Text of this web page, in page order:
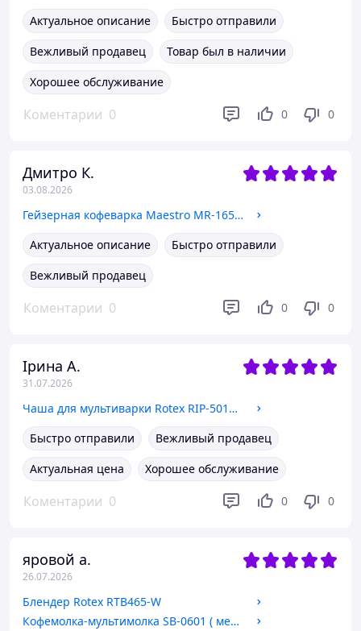
Актуальное описание
Быстро отправили
Вежливый продавец
Товар был в наличии
Хорошее обслуживание
Коментарии 0 0 0
Дмитро К.
03.08.2026
Гейзерная кофеварка Maestro MR-1657-6 (6 чашек)
Актуальное описание
Быстро отправили
Вежливый продавец
Коментарии 0 0 0
Ірина А.
31.07.2026
Чаша для мультиварки Rotex RIP-5018 С (керамическая) (для REPC53/55/56,57/58,72/73,75/76,78)
Быстро отправили
Вежливый продавец
Актуальная цена
Хорошее обслуживание
Коментарии 0 0 0
яровой а.
26.07.2026
Блендер Rotex RTB465-W
Кофемолка-мультимолка SB-0601 ( металическая) NEW